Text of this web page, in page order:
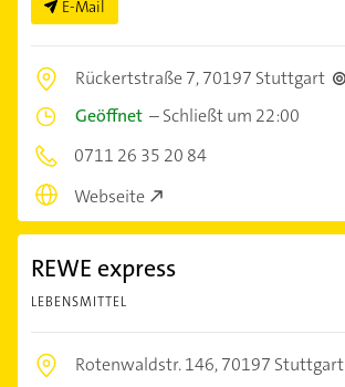
E-Mail
Rückertstraße 7,70197 Stuttgart
Geöffnet –Schließt um 22:00
0711 26 35 20 84
Webseite
REWE express
LEBENSMITTEL
Rotenwaldstr. 146,70197 Stuttgart